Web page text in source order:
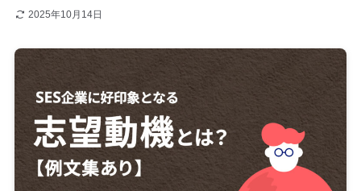
2025年10月14日